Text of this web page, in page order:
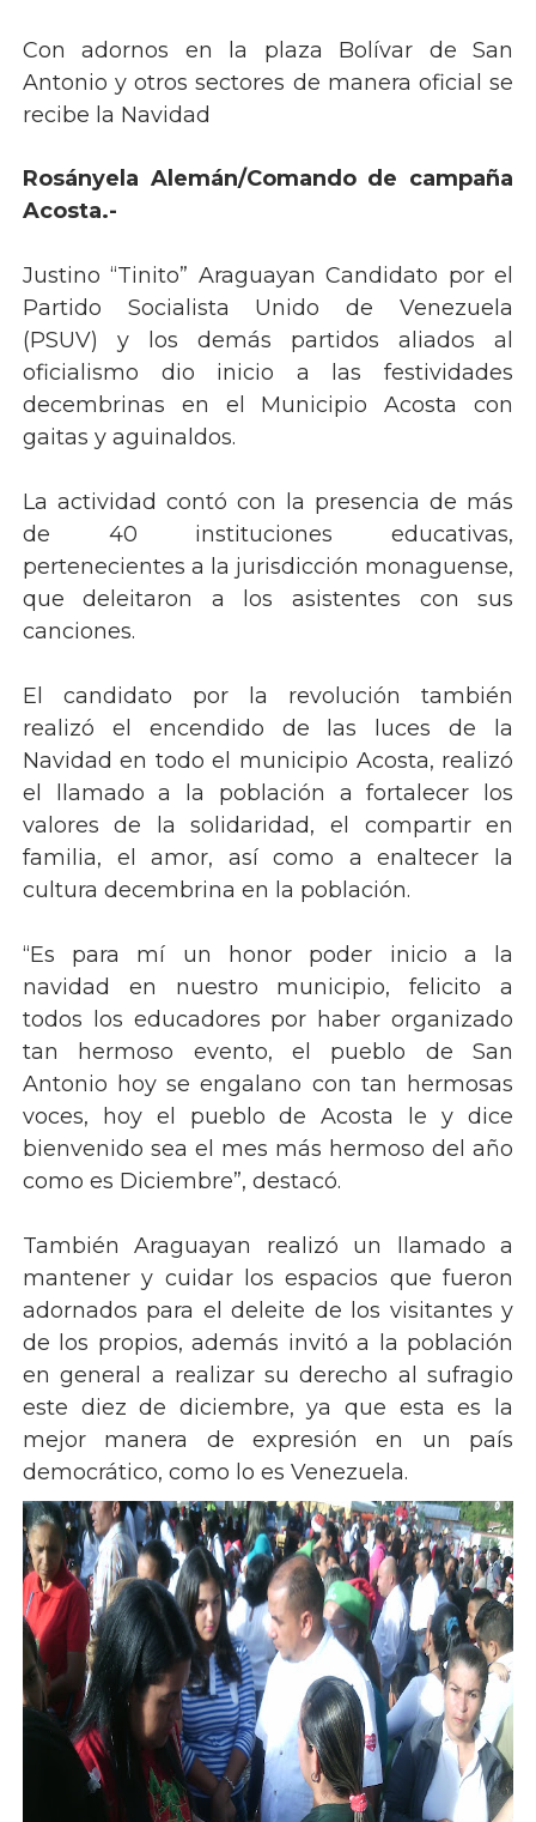
Con adornos en la plaza Bolívar de San
Antonio y otros sectores de manera oficial se
recibe la Navidad
Rosányela Alemán/Comando de campaña
Acosta.-
Justino “Tinito” AraguayanCandidato por el
Partido Socialista Unido de Venezuela
(PSUV) y los demás partidos aliados al
oficialismo dio inicio a las festividades
decembrinas en el Municipio Acosta con
gaitas y aguinaldos.
La actividad contó con la presencia de más
de 40 instituciones educativas,
pertenecientes a la jurisdicción monaguense,
que deleitaron a los asistentes con sus
canciones.
El candidato por la revolución también
realizó el encendido de las luces de la
Navidad en todo el municipio Acosta, realizó
el llamado a la población a fortalecer los
valores de la solidaridad, el compartir en
familia, el amor, así como a enaltecer la
cultura decembrina en la población.
“Es para mí un honor poder inicio a la
navidad en nuestro municipio, felicito a
todos los educadores por haber organizado
tan hermoso evento, el pueblo de San
Antonio hoy se engalano con tan hermosas
voces, hoy el pueblo de Acosta le y dice
bienvenido sea el mes más hermoso del año
como es Diciembre”, destacó.
También Araguayan realizó un llamado a
mantener y cuidar los espacios que fueron
adornados para el deleite de los visitantes y
de los propios, además invitó a la población
en general a realizar su derecho al sufragio
este diez de diciembre, ya que esta es la
mejor manera de expresión en un país
democrático, como lo es Venezuela.